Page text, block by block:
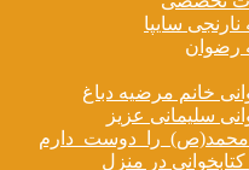
نارنجی سایپا
رضوان
خانم مرضیه دباغ
سلیمانی عزیز
در منزل